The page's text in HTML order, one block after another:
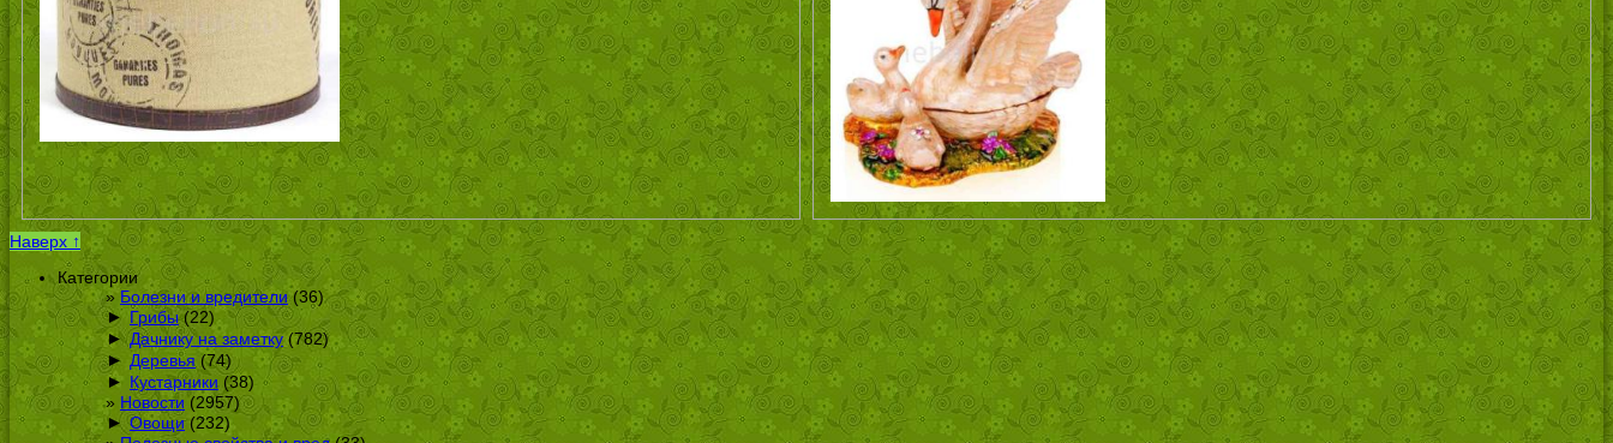
Наверх ↑
Категории
Болезни и вредители(36)
► Грибы(22)
► Дачнику на заметку(782)
► Деревья (74)
► Кустарники (38)
Новости (2957)
► Овощи(232)